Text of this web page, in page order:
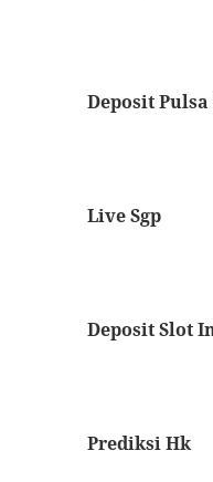
Deposit
Live Sgp
Deposit Slot
Prediksi Hk